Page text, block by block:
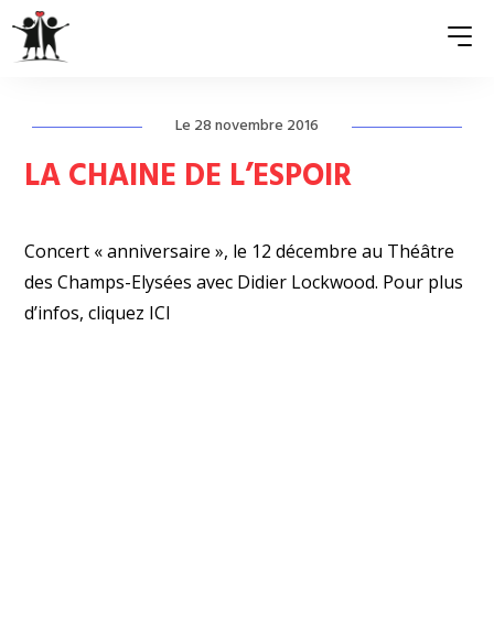
QUI SOMMES-NOUS ?
NOS ACTIONS
Le 28 novembre 2016
LA CHAINE DE L’ESPOIR
Concert « anniversaire », le 12 décembre au Théâtre
des Champs-Elysées avec Didier Lockwood. Pour plus
d’infos, cliquez ICI